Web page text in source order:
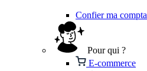
Confier ma compta
Pour qui ?
E-commerce